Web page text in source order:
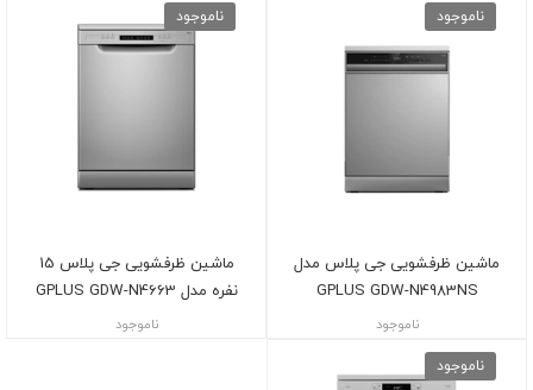
ناموجود
ماشین ظرفشویی جی پلاس مدل
GPLUS GDW-N4983NS
ناموجود
ناموجود
ماشین ظرفشویی جی پلاس 15
نفره مدل GPLUS GDW-N4663
ناموجود
ناموجود